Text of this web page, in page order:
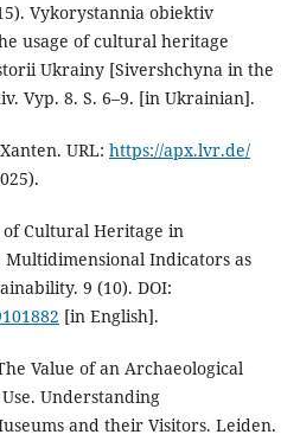
Vykorystannia obiektiv
usage of cultural heritage
Ukrainy [Sivershchyna in the
Vyp. 8. S. 6–9. [in Ukrainian].
URL: https://apx.lvr.de/
of Cultural Heritage in
Multidimensional Indicators as
9 (10). DOI:
[in English].
Value of an Archaeological
Understanding
and their Visitors. Leiden.